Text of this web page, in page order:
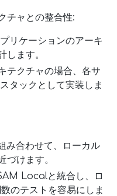
チャとの整合性:
リケーションのアーキ
します。
テクチャの場合、各サ
タックとして実装しま
合わせて、ローカル
づけます。
Localと統合し、ロ
のテストを容易にしま